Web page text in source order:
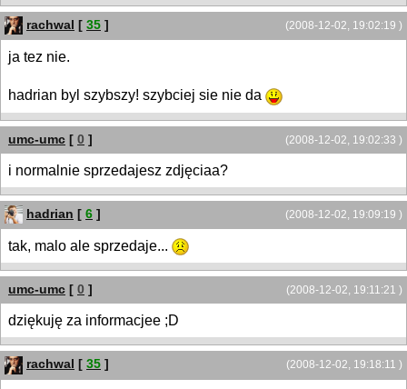
(2008-12-02, 19:02:19 )
rachwal [ 35 ]
ja tez nie.
hadrian byl szybszy! szybciej sie nie da
(2008-12-02, 19:02:33 )
umc-umc [ 0 ]
i normalnie sprzedajesz zdjęciaa?
(2008-12-02, 19:09:19 )
hadrian [ 6 ]
tak, malo ale sprzedaje...
(2008-12-02, 19:11:21 )
umc-umc [ 0 ]
dziękuję za informacjee ;D
(2008-12-02, 19:18:11 )
rachwal [ 35 ]